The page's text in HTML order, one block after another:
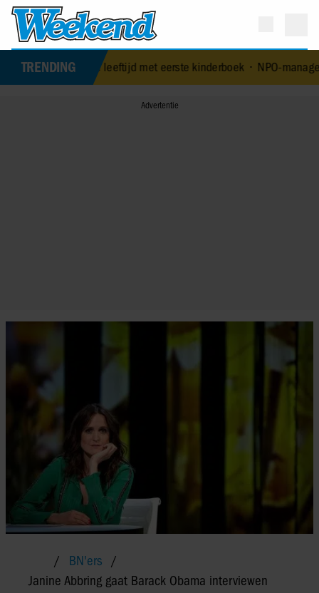
TRENDING
jarige leeftijd met eerste kinderboek•NPO-manager Menno de
BN'ers
Janine Abbring gaat Barack Obama interviewen